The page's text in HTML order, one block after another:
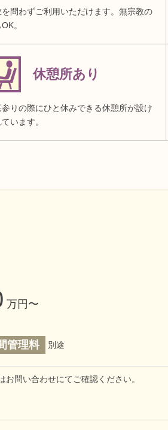
を問わずご利用いただけます。無宗教の
。
休憩所あり
参りの際にひと休みできる休憩所が設け
います。
万円〜
管理料 別途
問い合わせにてご確認ください。